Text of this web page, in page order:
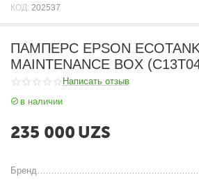
КОД: 202537
ПАМПЕРС EPSON ECOTANK
MAINTENANCE BOX
Написать отзыв
в наличии
235 000 UZS
Бренд